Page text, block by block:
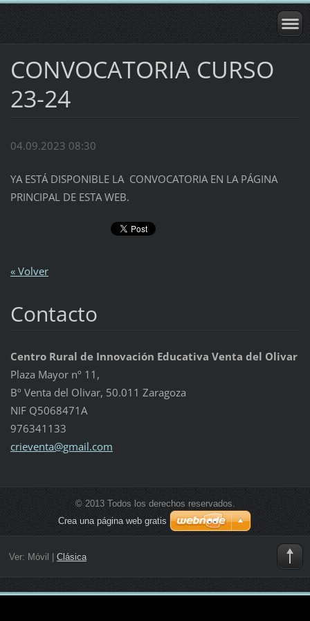
CONVOCATORIA CURSO
23-24
04.09.2023 08:30
YA ESTÁ DISPONIBLE LA CONVOCATORIA EN LA PÁGINA
PRINCIPAL DE ESTA WEB.
« Volver
Contacto
Centro Rural de Innovación Educativa Venta del Olivar
Plaza Mayor nº 11,
Bº Venta del Olivar, 50.011 Zaragoza
NIF Q5068471A
976341133
crieventa@gmail.com
© 2013 Todos los derechos reservados.
Crea una página web gratis
Ver: Móvil Clásica